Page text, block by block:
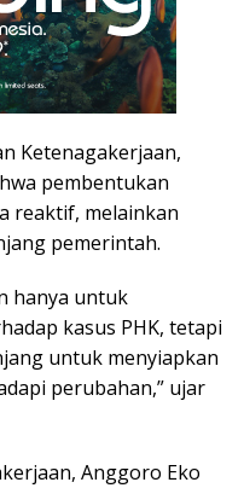
Ketenagakerjaan,
pembentukan
reaktif, melainkan
pemerintah.
hanya untuk
kasus PHK, tetapi
untuk menyiapkan
perubahan,” ujar
Anggoro Eko